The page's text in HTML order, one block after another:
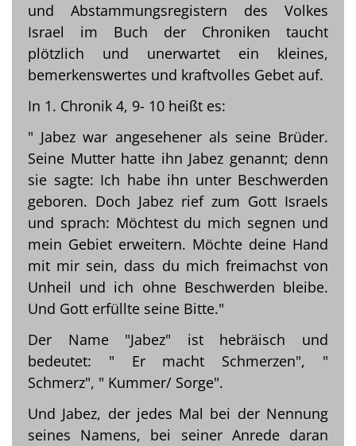
und Abstammungsregistern des Volkes
Israel im Buch der Chroniken taucht
plötzlich und unerwartet ein kleines,
bemerkenswertes und kraftvolles Gebet auf.
In 1. Chronik 4, 9- 10 heißt es:
" Jabez war angesehener als seine Brüder.
Seine Mutter hatte ihn Jabez genannt; denn
sie sagte: Ich habe ihn unter Beschwerden
geboren. Doch Jabez rief zum Gott Israels
und sprach: Möchtest du mich segnen und
mein Gebiet erweitern. Möchte deine Hand
mit mir sein, dass du mich freimachst von
Unheil und ich ohne Beschwerden bleibe.
Und Gott erfüllte seine Bitte."
Der Name "Jabez" ist hebräisch und
bedeutet: " Er macht Schmerzen", "
Schmerz", " Kummer/ Sorge".
Und Jabez, der jedes Mal bei der Nennung
seines Namens, bei seiner Anrede daran